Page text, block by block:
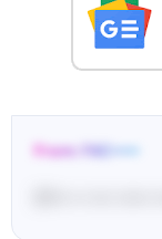
From: FAC•••••